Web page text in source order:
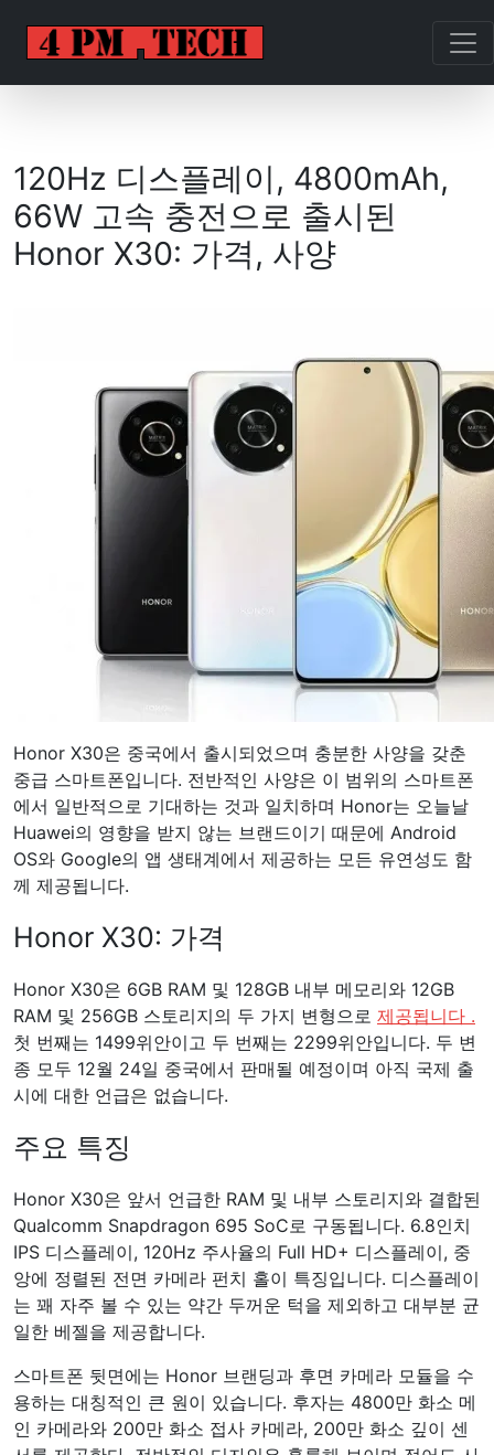
120Hz 디스플레이, 4800mAh,
66W 고속 충전으로 출시된
Honor X30: 가격, 사양
Honor X30은 중국에서 출시되었으며 충분한 사양을 갖춘
중급 스마트폰입니다. 전반적인 사양은 이 범위의 스마트폰
에서 일반적으로 기대하는 것과 일치하며 Honor는 오늘날
Huawei의 영향을 받지 않는 브랜드이기 때문에 Android
OS와 Google의 앱 생태계에서 제공하는 모든 유연성도 함
께 제공됩니다.
Honor X30: 가격
Honor X30은 6GB RAM 및 128GB 내부 메모리와 12GB
RAM 및 256GB 스토리지의 두 가지 변형으로 제공됩니다 .
첫 번째는 1499위안이고 두 번째는 2299위안입니다. 두 변
종 모두 12월 24일 중국에서 판매될 예정이며 아직 국제 출
시에 대한 언급은 없습니다.
주요 특징
Honor X30은 앞서 언급한 RAM 및 내부 스토리지와 결합된
Qualcomm Snapdragon 695 SoC로 구동됩니다. 6.8인치
IPS 디스플레이, 120Hz 주사율의 Full HD+ 디스플레이, 중
앙에 정렬된 전면 카메라 펀치 홀이 특징입니다. 디스플레이
는 꽤 자주 볼 수 있는 약간 두꺼운 턱을 제외하고 대부분 균
일한 베젤을 제공합니다.
스마트폰 뒷면에는 Honor 브랜딩과 후면 카메라 모듈을 수
용하는 대칭적인 큰 원이 있습니다. 후자는 4800만 화소 메
인 카메라와 200만 화소 접사 카메라, 200만 화소 깊이 센